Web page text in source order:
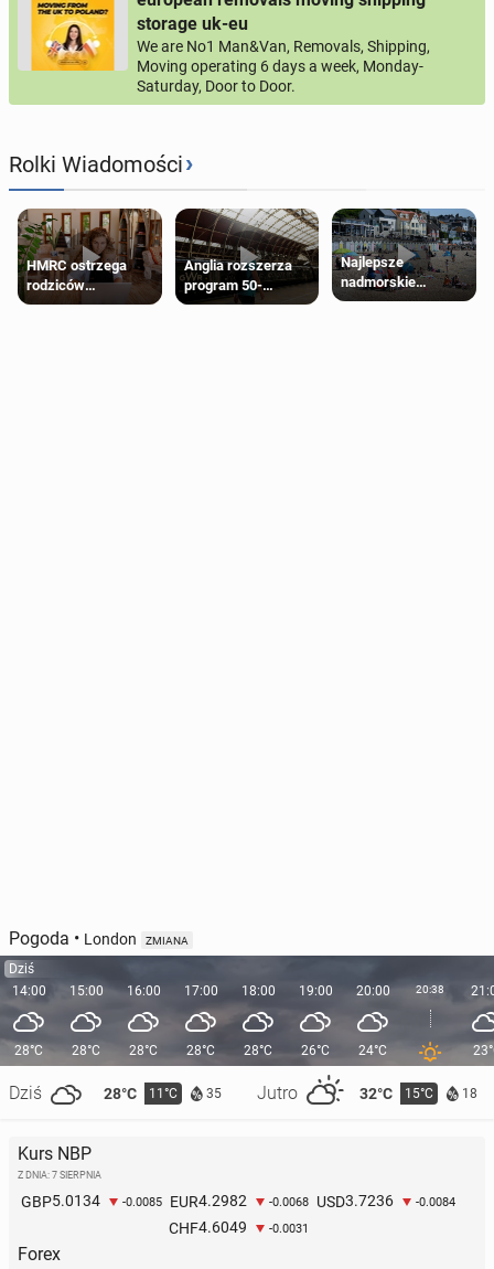
storage uk-eu
We are No1 Man&Van, Removals, Shipping,
Moving operating 6 days a week, Monday-
Saturday, Door to Door.
Rolki Wiadomości›
HMRC ostrzega
rodziców
pobierających Child
Anglia rozszerza
program 50-
procentowych
Najlepsze
nadmorskie
miasteczko blisko
Pogoda • London ZMIANA
Dziś
14:00
28°C
Dziś 28°C 11°C 35 Jutro 32°C 15°C 18
15:00
28°C
16:00
28°C
17:00
28°C
18:00
28°C
19:00
26°C
20:00
24°C
20:38
Kurs NBP
Z DNIA: 7 SIERPNIA
GBP5.0134 -0.0085 EUR4.2982 -0.0068 USD3.7236 -0.0084
CHF4.6049 -0.0031
Forex